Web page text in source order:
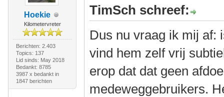
Hoekie
Kilometervreter
Berichten: 2.403
Topics: 137
Lid sinds: May 2018
Bedankt: 8785
3987 x bedankt in
1847 berichten
TimSch schreef:
Dus nu vraag ik mij af:
vind hem zelf vrij
erop dat dat geen
medeweggebruikers.